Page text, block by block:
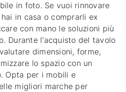
in foto. Se vuoi rinnovare
in casa o comprarli ex
con mano le soluzioni più
Durante l'acquisto del tavolo
dimensioni, forme,
lo spazio con un
Opta per i mobili e
migliori marche per